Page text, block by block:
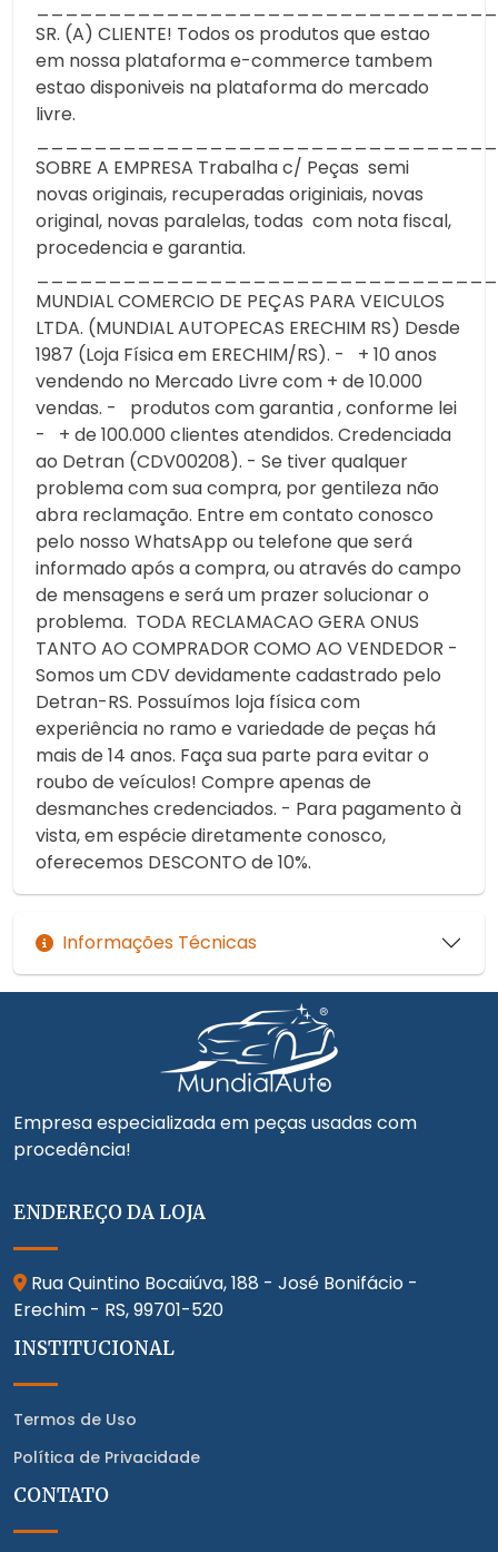
SR. (A) CLIENTE! Todos os produtos que estao
em nossa plataforma e-commerce tambem
estao disponiveis na plataforma do mercado
livre.
SOBRE A EMPRESA Trabalha c/ Peças semi
novas originais, recuperadas originiais, novas
original, novas paralelas, todas com nota fiscal,
procedencia e garantia.
MUNDIAL COMERCIO DE PEÇAS PARA VEICULOS
LTDA. (MUNDIAL AUTOPECAS ERECHIM RS) Desde
1987 (Loja Física em ERECHIM/RS). - + 10 anos
vendendo no Mercado Livre com + de 10.000
vendas. - produtos com garantia , conforme lei
- + de 100.000 clientes atendidos. Credenciada
ao Detran (CDV00208). - Se tiver qualquer
problema com sua compra, por gentileza não
abra reclamação. Entre em contato conosco
pelo nosso WhatsApp ou telefone que será
informado após a compra, ou através do campo
de mensagens e será um prazer solucionar o
problema. TODA RECLAMACAO GERA ONUS
TANTO AO COMPRADOR COMO AO VENDEDOR -
Somos um CDV devidamente cadastrado pelo
Detran-RS. Possuímos loja física com
experiência no ramo e variedade de peças há
mais de 14 anos. Faça sua parte para evitar o
roubo de veículos! Compre apenas de
desmanches credenciados. - Para pagamento à
vista, em espécie diretamente conosco,
oferecemos DESCONTO de 10%.
Informações Técnicas
Empresa especializada em peças usadas com
procedência!
ENDEREÇO DA LOJA
Rua Quintino Bocaiúva, 188 - José Bonifácio -
Erechim - RS,99701-520
INSTITUCIONAL
Termos de Uso
Política de Privacidade
CONTATO